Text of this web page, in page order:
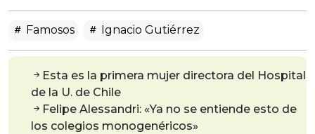
Famosos Ignacio Gutiérrez
Esta es la primera mujer directora del Hospital
de la U. de Chile
Felipe Alessandri: «Ya no se entiende esto de
los colegios monogenéricos»